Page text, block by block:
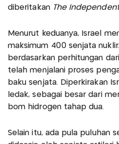
diberitakan The Independent
Menurut keduanya, Israel
maksimum 400 senjata
berdasarkan perhitungan
telah menjalani proses
baku senjata. Diperkirakan
ledak, sebagai besar dari
bom hidrogen tahap dua.
Selain itu, ada pula puluhan